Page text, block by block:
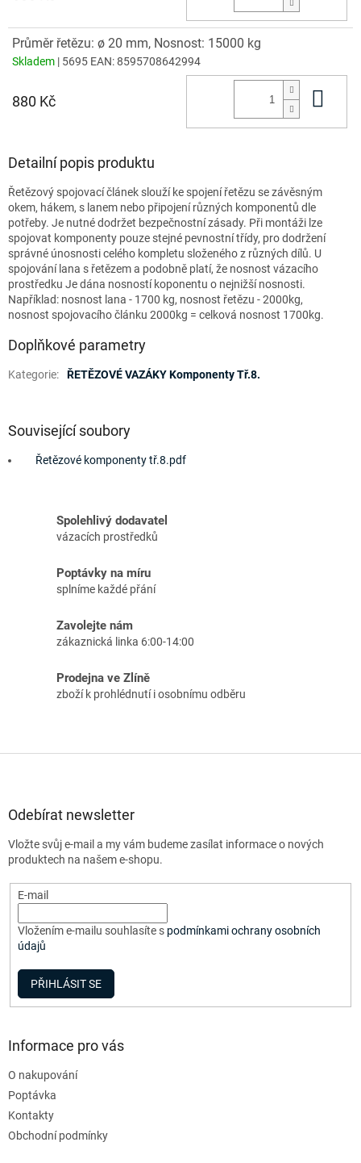
Průměr řetězu: ø 20 mm, Nosnost: 15000 kg
Skladem | 5695 EAN:8595708642994
880 Kč
Detailní popis produktu
Řetězový spojovací článek slouží ke spojení řetězu se závěsným
okem, hákem, s lanem nebo připojení různých komponentů dle
potřeby. Je nutné dodržet bezpečnostní zásady. Při montáži lze
spojovat komponenty pouze stejné pevnostní třídy, pro dodržení
správné únosnosti celého kompletu složeného z různých dílů. U
spojování lana s řetězem a podobně platí, že nosnost vázacího
prostředku Je dána nosností koponentu o nejnižší nosnosti.
Například: nosnost lana - 1700 kg, nosnost řetězu - 2000kg,
nosnost spojovacího článku 2000kg = celková nosnost 1700kg.
Doplňkové parametry
Kategorie: ŘETĚZOVÉ VAZÁKY Komponenty Tř.8.
Související soubory
Řetězové komponenty tř.8.pdf
Spolehlivý dodavatel
vázacích prostředků
Poptávky na míru
splníme každé přání
Zavolejte nám
zákaznická linka 6:00-14:00
Prodejna ve Zlíně
zboží k prohlédnutí i osobnímu odběru
Odebírat newsletter
Vložte svůj e-mail a my vám budeme zasílat informace o nových
produktech na našem e-shopu.
E-mail
Vložením e-mailu souhlasíte s podmínkami ochrany osobních
údajů
PŘIHLÁSIT SE
Informace pro vás
O nakupování
Poptávka
Kontakty
Obchodní podmínky